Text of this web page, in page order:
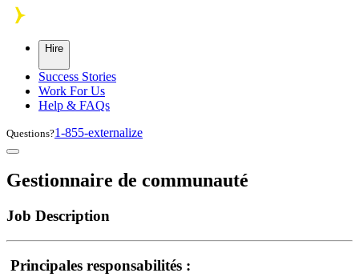
Skip to main content
Hire
Success Stories
Work For Us
Help & FAQs
Questions?1-855-externalize
Gestionnaire de communauté
Job Description
Principales responsabilités :